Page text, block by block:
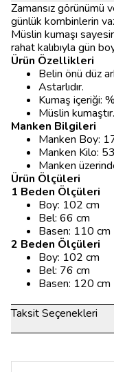
Zamansız görünümü
günlük kombinlerin
Müslin kumaşı
rahat kalıbıyla gün
Ürün Özellikleri
Belin önü düz
Astarlıdır.
Kumaş içeriği:
Müslin kumaştır.
Manken Bilgileri
Manken Boy:
Manken Kilo:
Manken
Ürün Ölçüleri
1 Beden Ölçüleri
Boy: 102 cm
Bel: 66 cm
Basen: 110 cm
2 Beden Ölçüleri
Boy: 102 cm
Bel: 76 cm
Basen: 120 cm
Taksit Seçenekleri